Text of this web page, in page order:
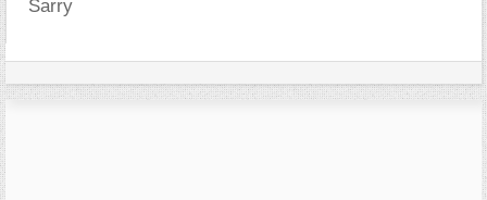
Sarry